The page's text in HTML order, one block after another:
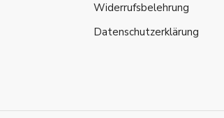
Widerrufsbelehrung
Datenschutzerklärung